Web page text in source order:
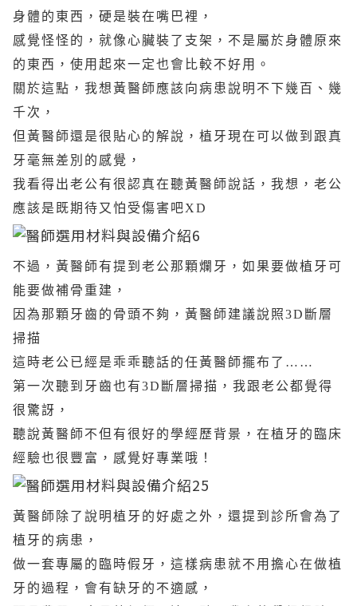
身體的東西，硬是裝在嘴巴裡，
感覺怪怪的，就像心臟裝了支架，不是屬於身體原來
的東西，使用起來一定也會比較不好用。
關於這點，我想黃醫師應該向病患說明不下幾百、幾
千次，
但黃醫師還是很貼心的解說，植牙現在可以做到跟真
牙毫無差別的感覺，
我看得出老公有很認真在聽黃醫師說話，我想，老公
應該是既期待又怕受傷害吧XD
不過，黃醫師有提到老公那顆爛牙，如果要做植牙可
能要做補骨重建，
因為那顆牙齒的骨頭不夠，黃醫師建議說照3D斷層
掃描
這時老公已經是乖乖聽話的任黃醫師擺布了……
第一次聽到牙齒也有3D斷層掃描，我跟老公都覺得
很驚訝，
聽說黃醫師不但有很好的學經歷背景，在植牙的臨床
經驗也很豐富，感覺好專業哦！
黃醫師除了說明植牙的好處之外，還提到診所會為了
植牙的病患，
做一套專屬的臨時假牙，這樣病患就不用擔心在做植
牙的過程，會有缺牙的不適感，